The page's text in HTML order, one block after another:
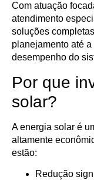
Com atuação
atendimento
soluções
planejamento até
desempenho do
Por que
solar?
A energia solar é
altamente
estão:
Redução